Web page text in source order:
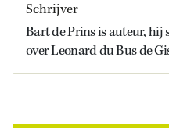
Schrijver
Bart de Prins is auteur, hij
over Leonard du Bus de